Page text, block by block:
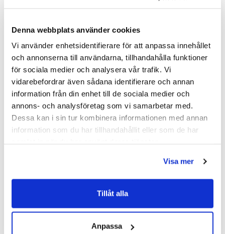
Denna webbplats använder cookies
Vi använder enhetsidentifierare för att anpassa innehållet
och annonserna till användarna, tillhandahålla funktioner
för sociala medier och analysera vår trafik. Vi
vidarebefordrar även sådana identifierare och annan
information från din enhet till de sociala medier och
annons- och analysföretag som vi samarbetar med.
Dessa kan i sin tur kombinera informationen med annan
information som du har tillhandahållit eller som de har
Visa mer
Tillåt alla
Anpassa
SKU: hvv900004-32
MPN: 900004-32
Dokument
HAVEN-Skotselrad.pdf (287.02 KB)
Relaterade kategorier
Kommod & Tvättställsskåp
Badrumsmöbler